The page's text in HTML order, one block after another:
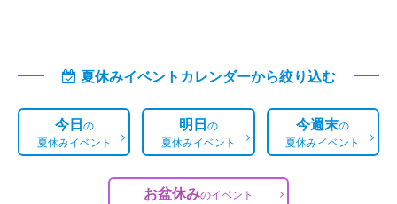
夏休みイベントカレンダーから絞り込む
今日の
夏休みイベント
明日の
夏休みイベント
今週末の
夏休みイベント
お盆休みのイベント